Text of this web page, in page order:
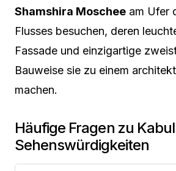
Shamshira Moschee am Ufer
Flusses besuchen, deren
Fassade und einzigartige
Bauweise sie zu einem
machen.
Häufige Fragen zu Kabul
Sehenswürdigkeiten